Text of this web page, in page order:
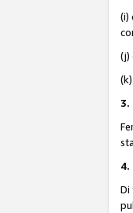
(i)
(j)
3.
4.
Di